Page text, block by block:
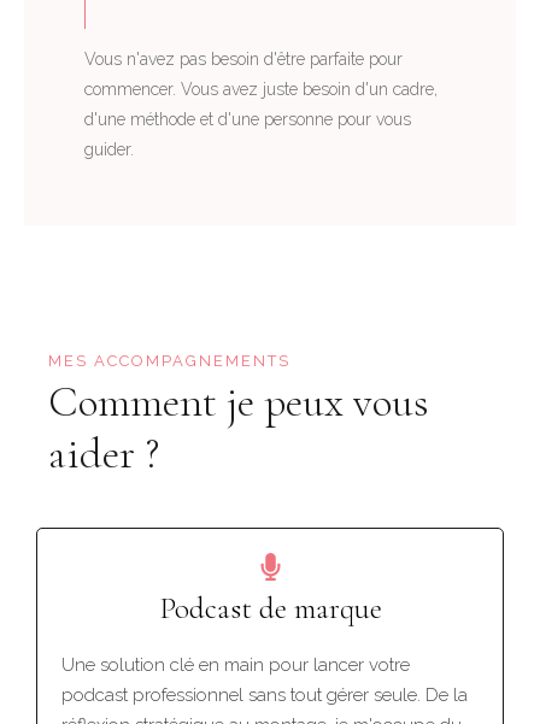
Vous n'avez pas besoin d'être parfaite pour
commencer. Vous avez juste besoin d'un cadre,
d'une méthode et d'une personne pour vous
guider.
MES ACCOMPAGNEMENTS
Comment je peux vous
aider ?
Podcast de marque
Une solution clé en main pour lancer votre
podcast professionnel sans tout gérer seule. De la